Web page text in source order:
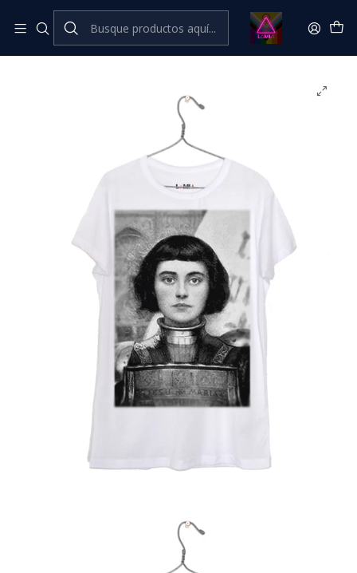
Inicio Catálogo Classic Feminismo💜​🔥​ Classic
Juana de Arco #1